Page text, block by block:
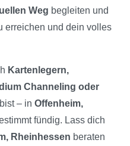
Weg begleiten und
erreichen und dein volles
Kartenlegern,
Channeling oder
bist – in Offenheim,
fündig. Lass dich
Rheinhessen beraten